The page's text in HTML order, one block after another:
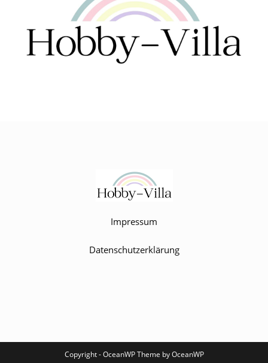
Impressum
Datenschutzerklärung
Copyright - OceanWP Theme by OceanWP